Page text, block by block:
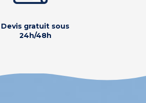
Devis gratuit sous
24h/48h